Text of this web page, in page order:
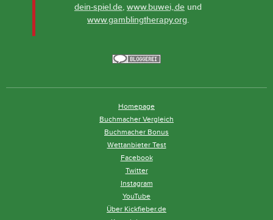
dein-spiel.de, www.buwei,.deund
www.gamblingtherapy.org.
Homepage
Buchmacher Vergleich
Buchmacher Bonus
Wettanbieter Test
Facebook
Twitter
Instagram
YouTube
Über Kickfieber.de